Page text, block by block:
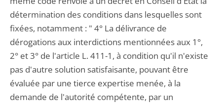
détermination des conditions dans lesquelles sont
fixées, notamment : " 4° La délivrance de
dérogations aux interdictions mentionnées aux 1°,
2° et 3° de l'article L. 411-1, à condition qu'il n'existe
pas d'autre solution satisfaisante, pouvant être
évaluée par une tierce expertise menée, à la
demande de l'autorité compétente, par un